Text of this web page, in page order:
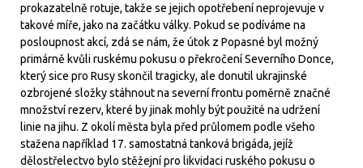
prokazatelně rotuje, takže se jejich opotřebení neprojevuje v
takové míře, jako na začátku války. Pokud se podíváme na
posloupnost akcí, zdá se nám, že útok z Popasné byl možný
primárně kvůli ruskému pokusu o překročení Severního Donce,
který sice pro Rusy skončil tragicky, ale donutil ukrajinské
ozbrojené složky stáhnout na severní frontu poměrně značné
množství rezerv, které by jinak mohly být použité na udržení
linie na jihu. Z okolí města byla před průlomem podle všeho
stažena například 17. samostatná tanková brigáda, jejíž
dělostřelectvo bylo stěžejní pro likvidaci ruského pokusu o